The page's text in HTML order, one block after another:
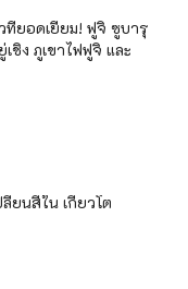
ที่ยอดเยี่ยม! ฟูจิ ซูบารุ
ชิง ภูเขาไฟฟูจิ และ
ยนสีใน เกียวโต